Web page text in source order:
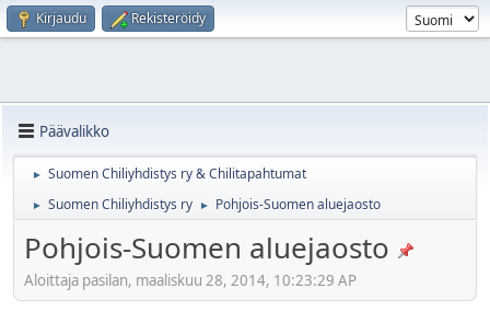
Kirjaudu Rekisteröidy
Päävalikko
► Suomen Chiliyhdistys ry & Chilitapahtumat
► Suomen Chiliyhdistys ry ► Pohjois-Suomen aluejaosto
Pohjois-Suomen aluejaosto
Aloittaja pasilan, maaliskuu 28, 2014, 10:23:29 AP